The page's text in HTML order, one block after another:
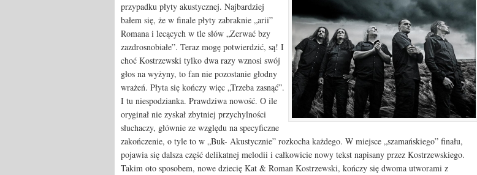
przypadku płyty akustycznej. Najbardziej
bałem się, że w finale płyty zabraknie „arii”
Romana i lecących w tle słów „Zerwać bzy
zazdrosnobiałe”. Teraz mogę potwierdzić, są! I
choć Kostrzewski tylko dwa razy wznosi swój
głos na wyżyny, to fan nie pozostanie głodny
wrażeń. Płyta się kończy więc „Trzeba zasnąć”.
I tu niespodzianka. Prawdziwa nowość. O ile
oryginał nie zyskał zbytniej przychylności
słuchaczy, głównie ze względu na specyficzne
zakończenie, o tyle to w „Buk- Akustycznie” rozkocha każdego. W miejsce „szamańskiego” finału,
pojawia się dalsza część delikatnej melodii i całkowicie nowy tekst napisany przez Kostrzewskiego.
Takim oto sposobem, nowe dziecię Kat & Roman Kostrzewski, kończy się dwoma utworami z